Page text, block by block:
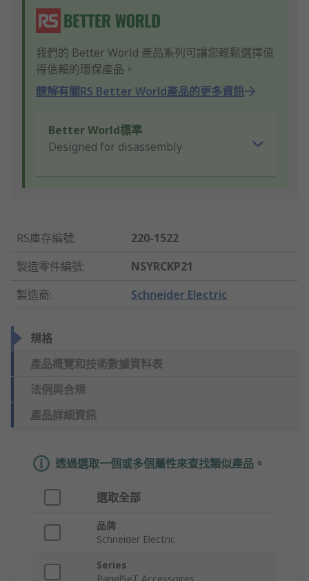
我們的 Better World 產品系列可讓您輕鬆選擇值
得信賴的環保產品。
瞭解有關RS Better World產品的更多資訊
Better World標準
Designed for disassembly
RS庫存編號:
220-1522
製造零件編號:
NSYRCKP21
製造商: Schneider Electric
規格
產品概覽和技術數據資料表
法例與合規
產品詳細資訊
透過選取一個或多個屬性來查找類似產品。
選取全部
品牌
Schneider Electric
Series